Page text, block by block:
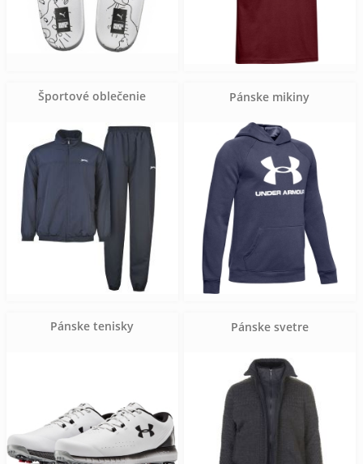
Športové oblečenie Pánske mikiny
Pánske tenisky Pánske svetre